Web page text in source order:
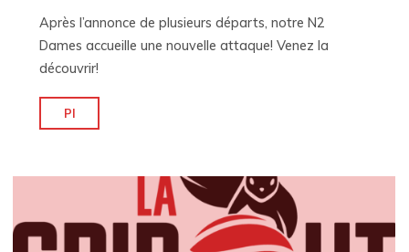
Après l’annonce de plusieurs départs, notre N2
Dames accueille une nouvelle attaque! Venez la
découvrir!
Pl
arrivée
N2D"